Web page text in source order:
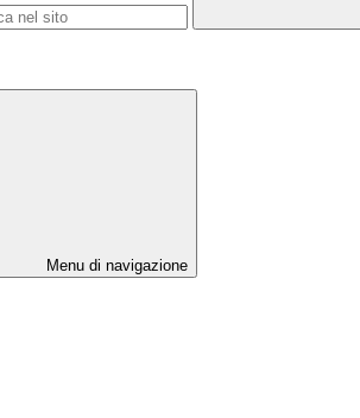
Menu di navigazione